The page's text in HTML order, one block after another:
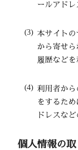
ールアドレ
本サイト
から寄せ
履歴などを
利用者か
をするた
ドレスな
個人情報の